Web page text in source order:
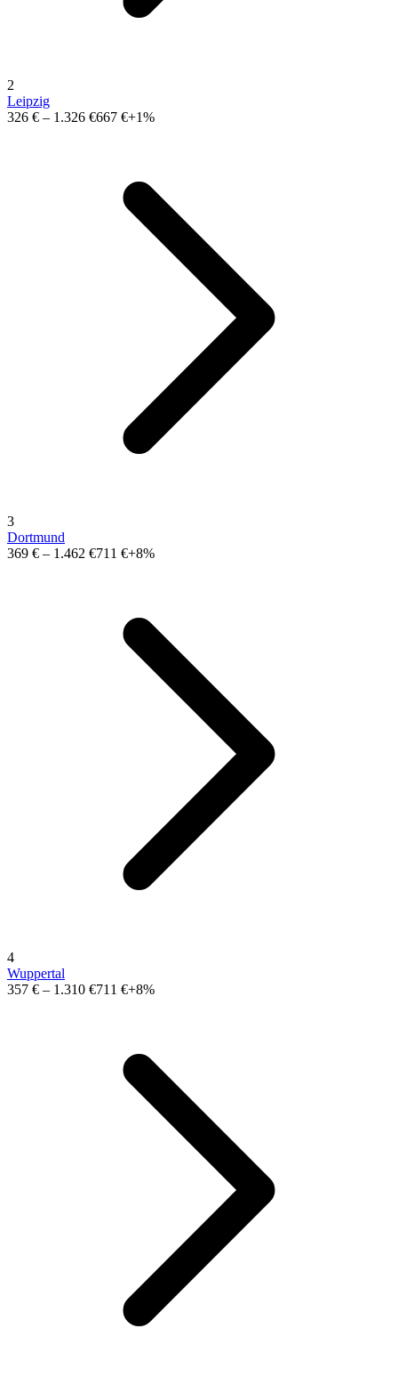
2
Leipzig
326 € – 1.326 €667 €+1%
3
Dortmund
369 € – 1.462 €711 €+8%
4
Wuppertal
357 € – 1.310 €711 €+8%